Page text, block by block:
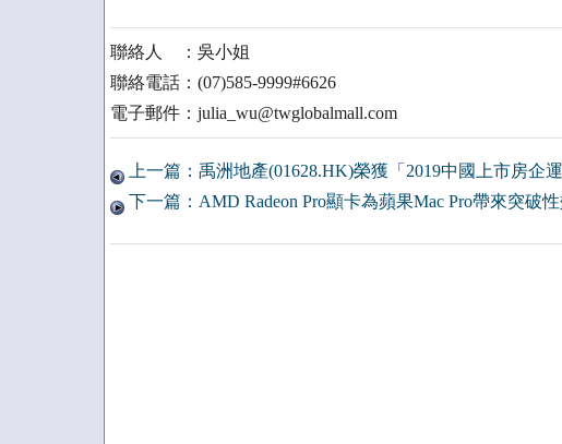
聯絡人 ：吳小姐
聯絡電話：(07)585-9999#6626
電子郵件：julia_wu@twglobalmall.com
上一篇：禹洲地產(01628.HK)榮獲「2019中國上市房企運
下一篇：AMD Radeon Pro顯卡為蘋果Mac Pro帶來突破